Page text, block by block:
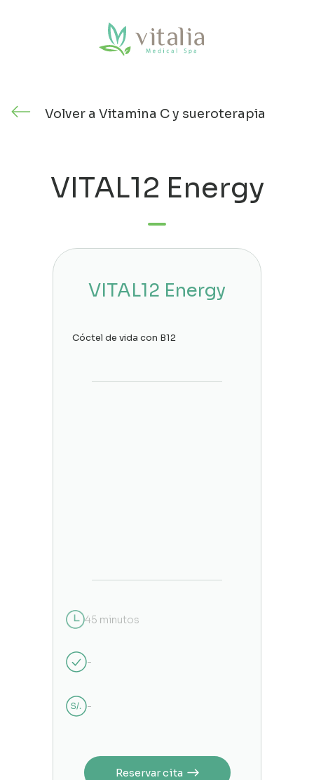
Volver a Vitamina C y sueroterapia
VITAL12 Energy
VITAL12 Energy
Cóctel de vida con B12
45 minutos
-
-
Reservar cita